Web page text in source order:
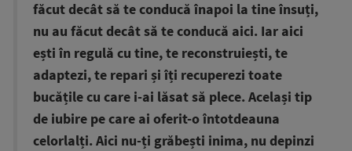
făcut decât să te conducă înapoi la tine însuți,
nu au făcut decât să te conducă aici. Iar aici
ești în regulă cu tine, te reconstruiești, te
adaptezi, te repari și îți recuperezi toate
bucățile cu care i-ai lăsat să plece. Același tip
de iubire pe care ai oferit-o întotdeauna
celorlalți. Aici nu-ți grăbești inima, nu depinzi